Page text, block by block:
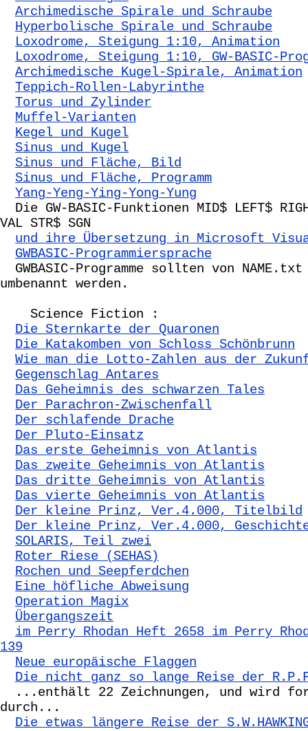
Archimedische Spirale und Schraube
Hyperbolische Spirale und Schraube
Loxodrome, Steigung 1:10, Animation
Loxodrome, Steigung 1:10, GW-BASIC-
Archimedische Kugel-Spirale, Animation
Teppich-Rollen-Labyrinthe
Torus und Zylinder
Muffel-Varianten
Kegel und Kugel
Sinus und Kugel
Sinus und Fläche, Bild
Sinus und Fläche, Programm
Yang-Yeng-Ying-Yong-Yung
Die GW-BASIC-Funktionen MID$ LEFT$
VAL STR$ SGN
und ihre Übersetzung in Microsoft
GWBASIC-Programmiersprache
GWBASIC-Programme sollten von NAME.txt
umbenannt werden.
Science Fiction :
Die Sternkarte der Quaronen
Die Katakomben von Schloss Schönbrunn
Wie man die Lotto-Zahlen aus der
Gegenschlag Antares
Das Geheimnis des schwarzen Tales
Der Parachron-Zwischenfall
Der schlafende Drache
Der Pluto-Einsatz
Das erste Geheimnis von Atlantis
Das zweite Geheimnis von Atlantis
Das dritte Geheimnis von Atlantis
Das vierte Geheimnis von Atlantis
Der kleine Prinz, Ver.4.000, Titelbild
Der kleine Prinz, Ver.4.000,
SOLARIS, Teil zwei
Roter Riese (SEHAS)
Rochen und Seepferdchen
Eine höfliche Abweisung
Operation Magix
Übergangszeit
im Perry Rhodan Heft 2658 im Perry
139
Neue europäische Flaggen
Die nicht ganz so lange Reise der
...enthält 22 Zeichnungen, und wird
durch...
Die etwas längere Reise der